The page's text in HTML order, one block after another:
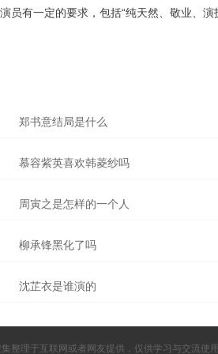
有一定的要求，包括“纯天然、敬业、演
郑书意结局是什么
慕容紫英喜欢韩菱纱吗
周寅之是怎样的一个人
柳承锋黑化了吗
沈芷衣是谁演的
整理于互联网或者网友提供，仅供学习与交流使